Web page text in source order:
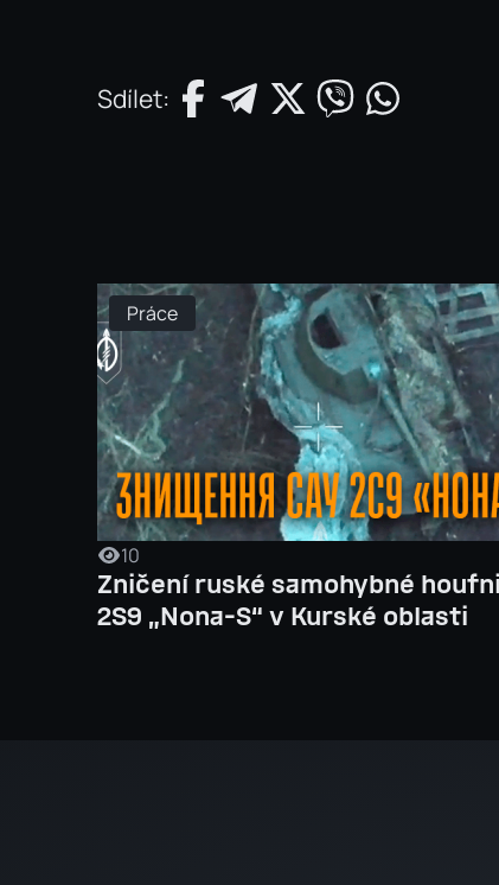
Sdílet:
Práce
10
Zničení ruské samohybné
2S9 „Nona-S“ v Kurské oblasti